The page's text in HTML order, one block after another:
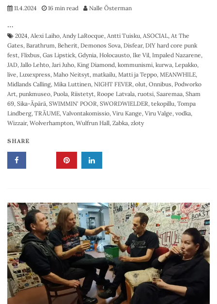
11.4.2024 16 min read Nalle Österman
…
2024, Alexi Laiho, Andy LaRocque, Antti Tuisku, ASOCIAL, At The
Gates, Barathrum, Beherit, Demonos Sova, Disfear, DIY hard core punk
fest, Flixbus, Gas Lipstick, Gdynia, Holocausto, Ike Vil, Impaled Nazarene,
JAD, Jallo Lehto, Jari Juho, King Diamond, kommunismi, kurwa, Lepakko,
live, Luxexpress, Maho Neitsyt, matkailu, Matti ja Teppo, MEANWHILE,
Midlands Calling, Mika Luttinen, NIGHT FEVER, olut, Onnibus, Podworko
Art, punkmuseo, Puola, Riistetyt, Roope Latvala, ruotsi, Saaremaa, Sham
69, Sika-Äpärä, SWIMMIN' POOR, SWORDWIELDER, tekopillu, Tompa
Lindberg, TRÄUME, Valvontakomissio, Viru Kange, Viru Valge, vodka,
Wizzair, Wolverhampton, Wulfrun Hall, Zabka, zloty
SHARE